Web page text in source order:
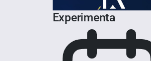
Experimenta